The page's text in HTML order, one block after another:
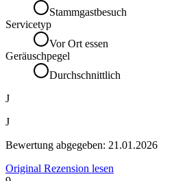
Stammgastbesuch
Servicetyp
Vor Ort essen
Geräuschpegel
Durchschnittlich
J
J
Bewertung abgegeben: 21.01.2026
Original Rezension lesen